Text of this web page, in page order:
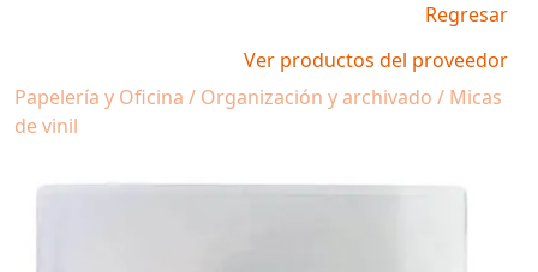
Regresar
Ver productos del proveedor
Papelería y Oficina / Organización y archivado / Micas
de vinil